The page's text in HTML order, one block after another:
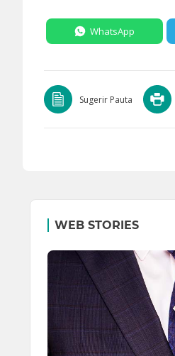
WhatsApp
Sugerir Pauta
WEB STORIES